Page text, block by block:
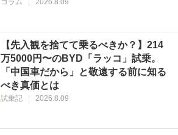
【先入観を捨てて乗るべきか？】214
万5000円〜のBYD「ラッコ」試乗。
「中国車だから」と敬遠する前に知る
べき真価とは
試乗記 | 2026.8.09